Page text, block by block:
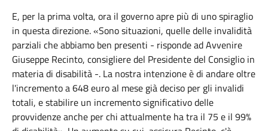
E, per la prima volta, ora il governo apre più di uno spiraglio
in questa direzione. «Sono situazioni, quelle delle invalidità
parziali che abbiamo ben presenti - risponde ad Avvenire
Giuseppe Recinto, consigliere del Presidente del Consiglio in
materia di disabilità -. La nostra intenzione è di andare oltre
l'incremento a 648 euro al mese già deciso per gli invalidi
totali, e stabilire un incremento significativo delle
provvidenze anche per chi attualmente ha tra il 75 e il 99%